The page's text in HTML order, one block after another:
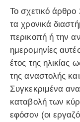
Το σχετικό άρθρο
τα χρονικά
περικοπή ή την
ημερομηνίες
έτος της ηλικίας
της αναστολής
Συγκεκριμένα
καταβολή των
εφόσον (οι